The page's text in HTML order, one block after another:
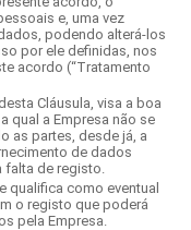
e, uma vez
podendo alterá-los
por ele definidas, nos
acordo (“Tratamento
Cláusula, visa a boa
qual a Empresa não se
as partes, desde já, a
de dados
de registo.
qualifica como eventual
o registo que poderá
pela Empresa.